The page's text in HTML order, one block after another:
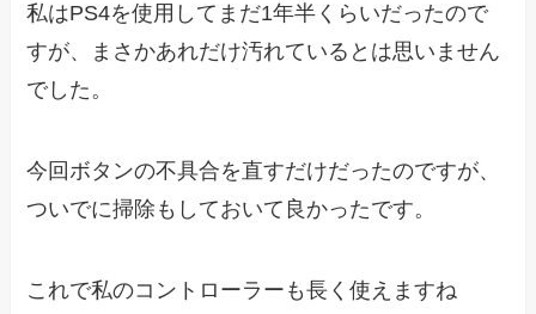
私はPS4を使用してまだ1年半くらいだったので
すが、まさかあれだけ汚れているとは思いません
でした。
今回ボタンの不具合を直すだけだったのですが、
ついでに掃除もしておいて良かったです。
これで私のコントローラーも長く使えますね